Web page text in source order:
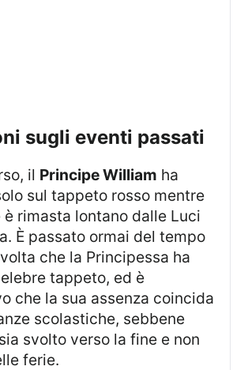
sugli eventi passati
il Principe William ha
sul tappeto rosso mentre
è rimasta lontano dalle Luci
È passato ormai del tempo
che la Principessa ha
tappeto, ed è
che la sua assenza coincida
scolastiche, sebbene
svolto verso la fine e non
ferie.